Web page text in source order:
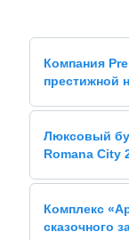
Компания
престижной
Люксовый
Romana City
Комплекс
сказочного